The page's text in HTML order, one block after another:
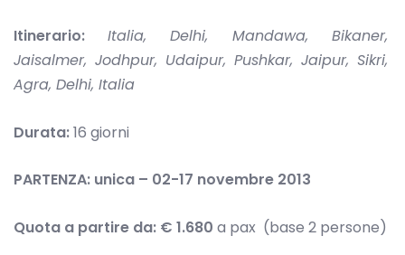
Itinerario:Italia, Delhi, Mandawa, Bikaner,
Jaisalmer, Jodhpur, Udaipur, Pushkar, Jaipur, Sikri,
Agra, Delhi, Italia
Durata:16 giorni
PARTENZA: unica – 02-17 novembre 2013
Quota a partire da: € 1.680 a pax (base 2 persone)